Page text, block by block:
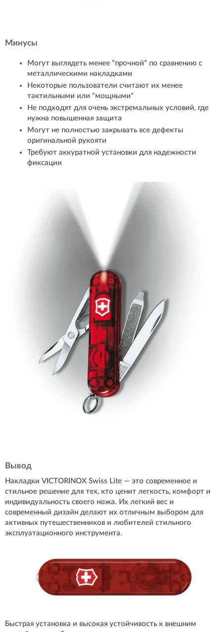
Минусы
Могут выглядеть менее "прочной" по сравнению с
металлическими накладками
Некоторые пользователи считают их менее
тактильными или "мощными"
Не подходят для очень экстремальных условий, где
нужна повышенная защита
Могут не полностью закрывать все дефекты
оригинальной рукояти
Требуют аккуратной установки для надежности
фиксации
Вывод
Накладки VICTORINOX Swiss Lite — это современное и
стильное решение для тех, кто ценит легкость, комфорт и
индивидуальность своего ножа. Их легкий вес и
современный дизайн делают их отличным выбором для
активных путешественников и любителей стильного
эксплуатационного инструмента.
Быстрая установка и высокая устойчивость к внешним